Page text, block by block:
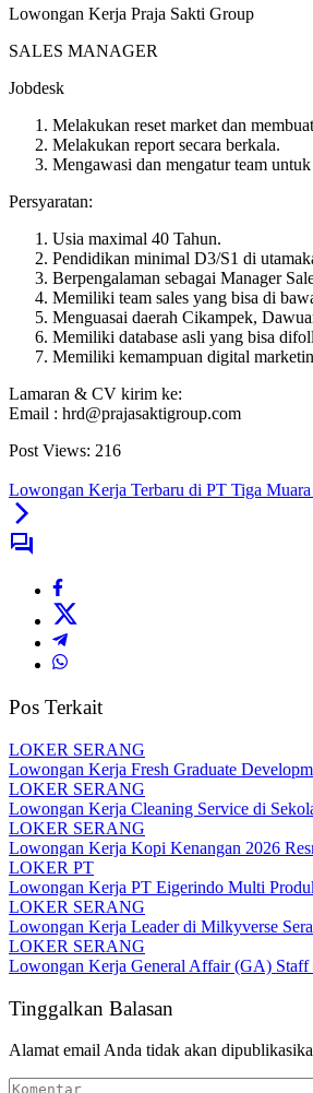
Lowongan Kerja Praja Sakti Group
SALES MANAGER
Jobdesk
Melakukan reset market dan
Melakukan report secara berkala.
Mengawasi dan mengatur team
Persyaratan:
Usia maximal 40 Tahun.
Pendidikan minimal D3/S1 di
Berpengalaman sebagai Manager
Memiliki team sales yang bisa di
Menguasai daerah Cikampek,
Memiliki database asli yang bisa
Memiliki kemampuan digital
Lamaran & CV kirim ke:
Email : hrd@prajasaktigroup.com
Post Views: 216
Lowongan Kerja Terbaru di PT Tiga
Pos Terkait
LOKER SERANG
Lowongan Kerja Fresh Graduate
LOKER SERANG
Lowongan Kerja Cleaning Service di
LOKER SERANG
Lowongan Kerja Kopi Kenangan 2026
LOKER PT
Lowongan Kerja PT Eigerindo Multi
LOKER SERANG
Lowongan Kerja Leader di Milkyverse
LOKER SERANG
Lowongan Kerja General Affair (GA) Staff
Tinggalkan Balasan
Alamat email Anda tidak akan